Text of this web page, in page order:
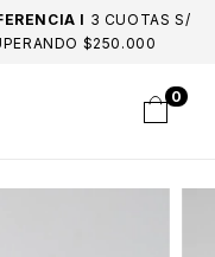
I 3 CUOTAS S/
$250.000
0